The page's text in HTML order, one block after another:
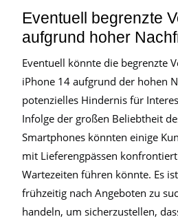
Eventuell begrenzte
aufgrund hoher
Eventuell könnte die begrenzte
iPhone 14 aufgrund der hohen
potenzielles Hindernis für
Infolge der großen Beliebtheit
Smartphones könnten einige
mit Lieferengpässen
Wartezeiten führen könnte. Es
frühzeitig nach Angeboten zu
handeln, um sicherzustellen,